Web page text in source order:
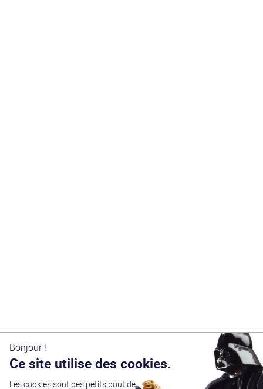
Bonjour !
Ce site utilise des cookies.
Les cookies sont des petits bout de